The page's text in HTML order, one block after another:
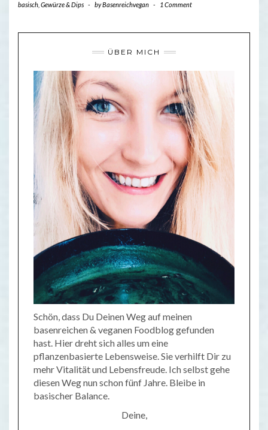
basisch Gewürze & Dips - byBasenreichvegan - 1 Comment
ÜBER MICH
Schön, dass Du Deinen Weg auf meinen
basenreichen & veganen Foodblog gefunden
hast. Hier dreht sich alles um eine
pflanzenbasierte Lebensweise. Sie verhilft Dir zu
mehr Vitalität und Lebensfreude. Ich selbst gehe
diesen Weg nun schon fünf Jahre. Bleibe in
basischer Balance.
Deine,